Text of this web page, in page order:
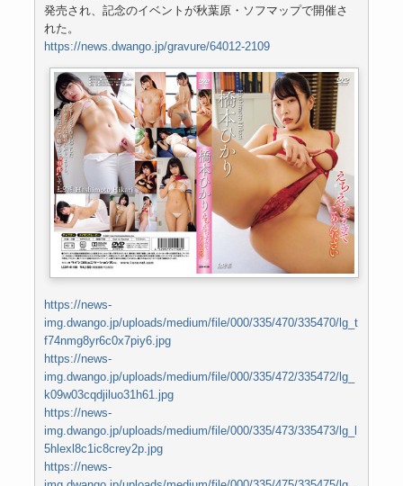
発売され、記念のイベントが秋葉原・ソフマップで開催さ
れた。
https://news.dwango.jp/gravure/64012-2109
https://news-
img.dwango.jp/uploads/medium/file/000/335/470/335470/lg_t
f74nmg8yr6c0x7piy6.jpg
https://news-
img.dwango.jp/uploads/medium/file/000/335/472/335472/lg_
k09w03cqdjiluo31h61.jpg
https://news-
img.dwango.jp/uploads/medium/file/000/335/473/335473/lg_l
5hlexl8c1ic8crey2p.jpg
https://news-